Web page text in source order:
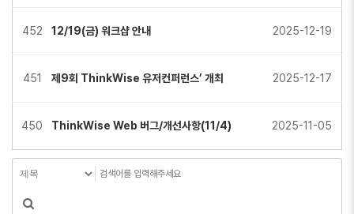
452 12/19(금) 워크샵 안내 2025-12-19
451 제9회 ThinkWise 유저컨퍼런스’ 개최 2025-12-17
450 ThinkWise Web 버그/개선사항(11/4) 2025-11-05